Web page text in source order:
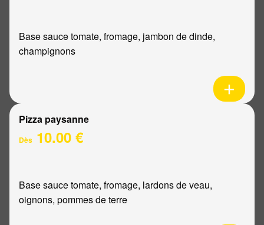
Base sauce tomate, fromage, jambon de dinde,
champignons
Pizza paysanne
Dès 10.00 €
Base sauce tomate, fromage, lardons de veau,
oignons, pommes de terre